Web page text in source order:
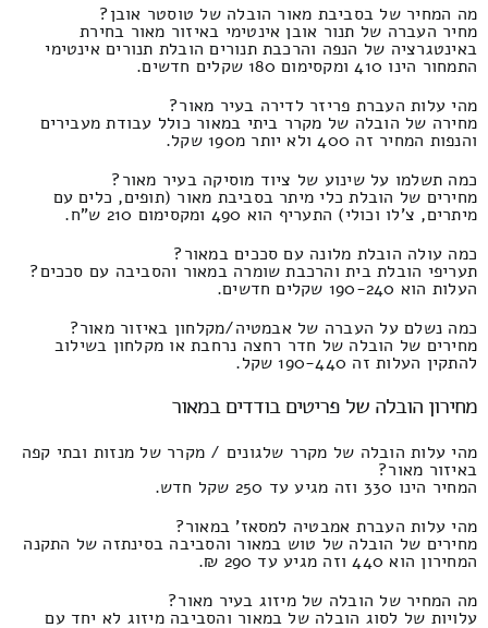
מה המחיר של בסביבת מאור הובלה של טוסטר אובן?
מחיר העברה של תנור אובן אינטימי באיזור מאור בחירת
באינטגרציה של הנפה והרכבת תנורים הובלת תנורים אינטימי
התמחור הינו 410 ומקסימום 180 שקלים חדשים.
מהי עלות העברת פריזר לדירה בעיר מאור?
מחירה של הובלה של מקרר ביתי במאור כולל עבודת מעבירים
והנפות המחיר זה 400 ולא יותר מ190 שקל.
כמה תשלמו על שינוע של ציוד מוסיקה בעיר מאור?
מחירים של הובלת כלי מיתר בסביבת מאור (תופים, כלים עם
מיתרים, צ'לו וכולי) התעריף הוא 490 ומקסימום 210 ש"ח.
כמה עולה הובלת מלונה עם סככים במאור?
תעריפי הובלת בית והרכבת שומרה במאור והסביבה עם סככים?
העלות הוא 190-240 שקלים חדשים.
כמה נשלם על העברה של אבמטיה/מקלחון באיזור מאור?
מחירים של הובלה של חדר רחצה נרחבת או מקלחון בשילוב
להתקין העלות זה 190-440 שקל.
מחירון הובלה של פריטים בודדים במאור
מהי עלות הובלה של מקרר שלגונים / מקרר של מנזות ובתי קפה
באיזור מאור?
המחיר הינו 330 וזה מגיע עד 250 שקל חדש.
מהי עלות העברת אמבטיה למסאז' במאור?
מחירים של הובלה של טוש במאור והסביבה בסינתזה של התקנה
המחירון הוא 440 וזה מגיע עד 290 ₪.
מה המחיר של הובלה של מיזוג בעיר מאור?
עלויות של לסוג הובלה של במאור והסביבה מיזוג לא יחד עם